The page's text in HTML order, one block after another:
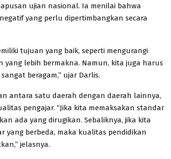
ujian nasional. Ia menilai bahwa
yang perlu dipertimbangkan secara
tujuan yang baik, seperti mengurangi
yang lebih bermakna. Namun, kita juga harus
beragam,” ujar Darlis.
antara satu daerah dengan daerah lainnya,
pengajar. “Jika kita memaksakan standar
ada yang dirugikan. Sebaliknya, jika kita
yang berbeda, maka kualitas pendidikan
jelasnya.